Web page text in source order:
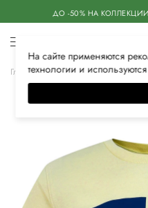
ДО -50% НА
Главная Детское Одежда для
На сайте применяются
технологии и